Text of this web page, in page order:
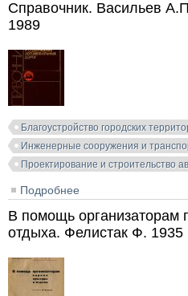
Справочник. Васильев
1989
Благоустройство городских
Инженерные сооружения и
Проектирование и строительство
Подробнее
1989
В помощь организаторам
отдыха. Фелистак Ф. 1935